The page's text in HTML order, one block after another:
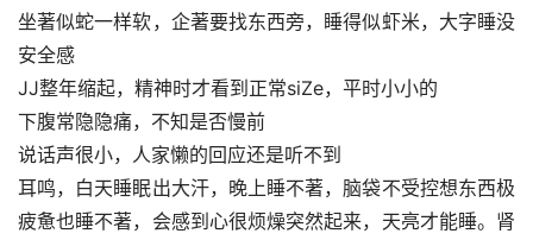
坐著似蛇一样软，企著要找东西旁，睡得似虾米，大字睡没
安全感
JJ整年缩起，精神时才看到正常siZe，平时小小的
下腹常隐隐痛，不知是否慢前
说话声很小，人家懒的回应还是听不到
耳鸣，白天睡眠出大汗，晚上睡不著，脑袋不受控想东西极
疲惫也睡不著，会感到心很烦燥突然起来，天亮才能睡。肾